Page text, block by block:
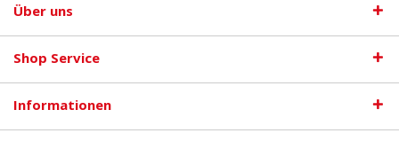
Über uns
Shop Service
Informationen